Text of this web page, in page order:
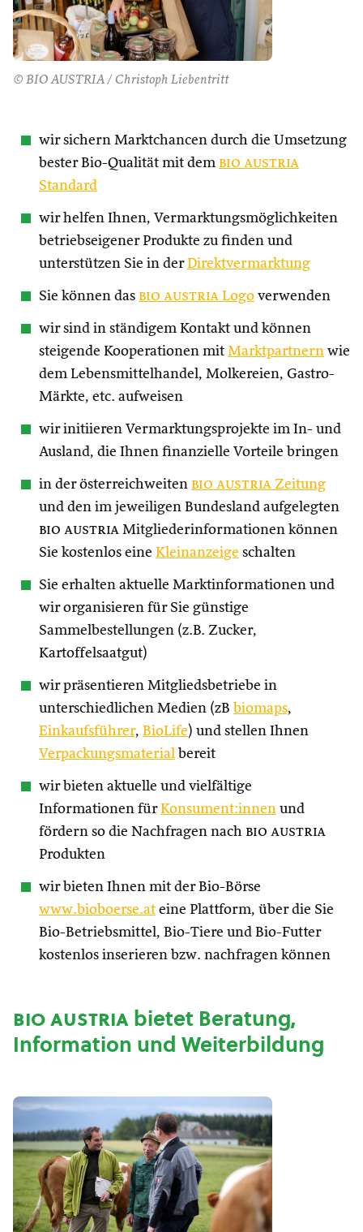
© BIO AUSTRIA / Christoph Liebentritt
wir sichern Marktchancen durch die Umsetzung
bester Bio-Qualität mit dem bio austria
Standard
wir helfen Ihnen, Vermarktungsmöglichkeiten
betriebseigener Produkte zu finden und
unterstützen Sie in derDirektvermarktung
Sie können das bio austria Logo verwenden
wir sind in ständigem Kontakt und können
steigende Kooperationen mit Marktpartnern wie
dem Lebensmittelhandel, Molkereien, Gastro-
Märkte, etc. aufweisen
wir initiieren Vermarktungsprojekte im In- und
Ausland, die Ihnen finanzielle Vorteile bringen
in der österreichweiten bio austria Zeitung
und den im jeweiligen Bundesland aufgelegten
bio austria Mitgliederinformationen können
Sie kostenlos eine Kleinanzeige schalten
Sie erhalten aktuelle Marktinformationen und
wir organisieren für Sie günstige
Sammelbestellungen (z.B. Zucker,
Kartoffelsaatgut)
wir präsentieren Mitgliedsbetriebe in
unterschiedlichen Medien (zB biomaps,
Einkaufsführer, BioLife) und stellen Ihnen
Verpackungsmaterial bereit
wir bieten aktuelle und vielfältige
Informationen fürKonsument:innen und
fördern so die Nachfragen nach bio austria
Produkten
wir bieten Ihnen mit der Bio-Börse
www.bioboerse.at eine Plattform, über die Sie
Bio-Betriebsmittel, Bio-Tiere und Bio-Futter
kostenlos inserieren bzw. nachfragen können
bio austriabietet Beratung,
Information und Weiterbildung